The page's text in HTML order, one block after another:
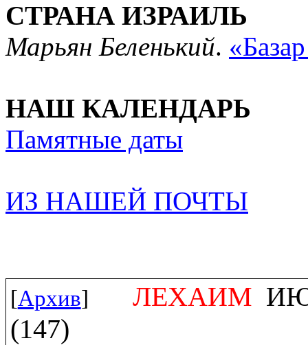
СТРАНА ИЗРАИЛЬ
Марьян Беленький.
НАШ КАЛЕНДАРЬ
Памятные даты
ИЗ НАШЕЙ ПОЧТЫ
[Архив] ЛЕХАИМ
(147)